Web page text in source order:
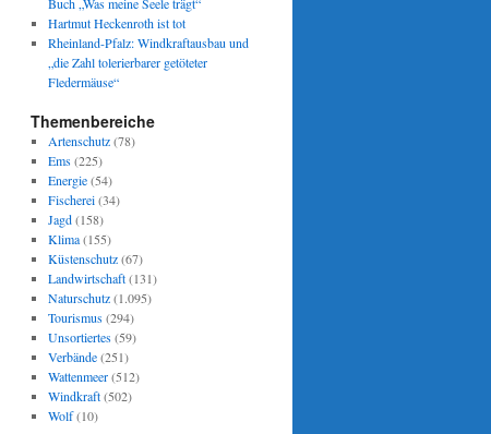
Hartmut Heckenroth ist tot
Rheinland-Pfalz: Windkraftausbau und
„die Zahl tolerierbarer getöteter
Fledermäuse“
Themenbereiche
Artenschutz(78)
Ems(225)
Energie(54)
Fischerei(34)
Jagd(158)
Klima(155)
Küstenschutz(67)
Landwirtschaft(131)
Naturschutz(1.095)
Tourismus(294)
Unsortiertes(59)
Verbände(251)
Wattenmeer(512)
Windkraft(502)
Wolf(10)